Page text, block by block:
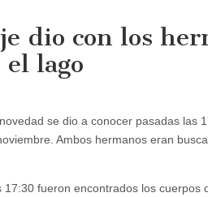
dio con los
lago
se dio a conocer pasadas las
Ambos hermanos eran
fueron encontrados los cuerpos